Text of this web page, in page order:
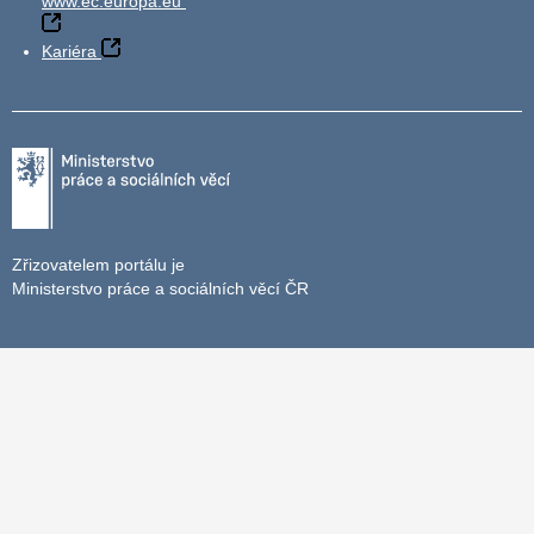
Kariéra
Zřizovatelem portálu je
Ministerstvo práce a sociálních věcí ČR